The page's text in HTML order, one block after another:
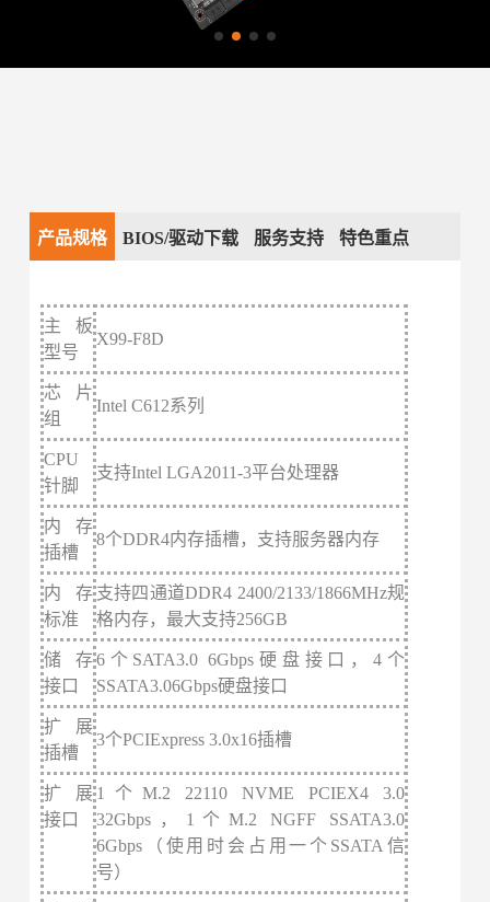
产品规格 BIOS/驱动下载 服务支持 特色重点
主板
型号
X99-F8D
芯片
组
Intel C612系列
CPU
针脚
支持Intel LGA2011-3平台处理器
内存
插槽
8个DDR4内存插槽，支持服务器内存
内存
标准
支持四通道DDR4 2400/2133/1866MHz规
格内存，最大支持256GB
储存
接口
6个SATA3.0 6Gbps硬盘接口，4个
SSATA3.06Gbps硬盘接口
扩展
插槽
3个PCIExpress 3.0x16插槽
扩展
接口
1个M.2 22110 NVME PCIEX4 3.0
32Gbps，1个M.2 NGFF SSATA3.0
6Gbps（使用时会占用一个SSATA信
号）